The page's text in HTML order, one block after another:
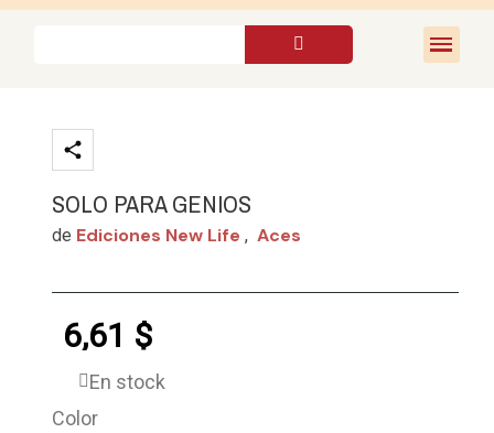
SOLO PARA GENIOS
de Ediciones New Life , Aces
6,61 $
En stock
Color